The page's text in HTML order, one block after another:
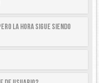
la hora sigue siendo